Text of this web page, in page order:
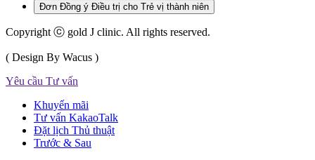
Đơn Đồng ý Điều trị cho Trẻ vị thành niên
Copyright ⓒ gold J clinic. All rights reserved.
( Design By Wacus )
Yêu cầu Tư vấn
Khuyến mãi
Tư vấn KakaoTalk
Đặt lịch Thủ thuật
Trước & Sau